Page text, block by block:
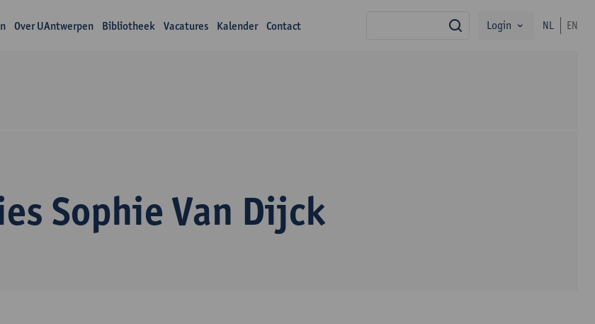
Over UAntwerpen Bibliotheek Vacatures Kalender Contact zoekLogin NL EN
Sophie Van Dijck